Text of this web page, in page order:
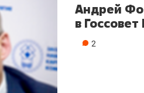
Андрей
в
2